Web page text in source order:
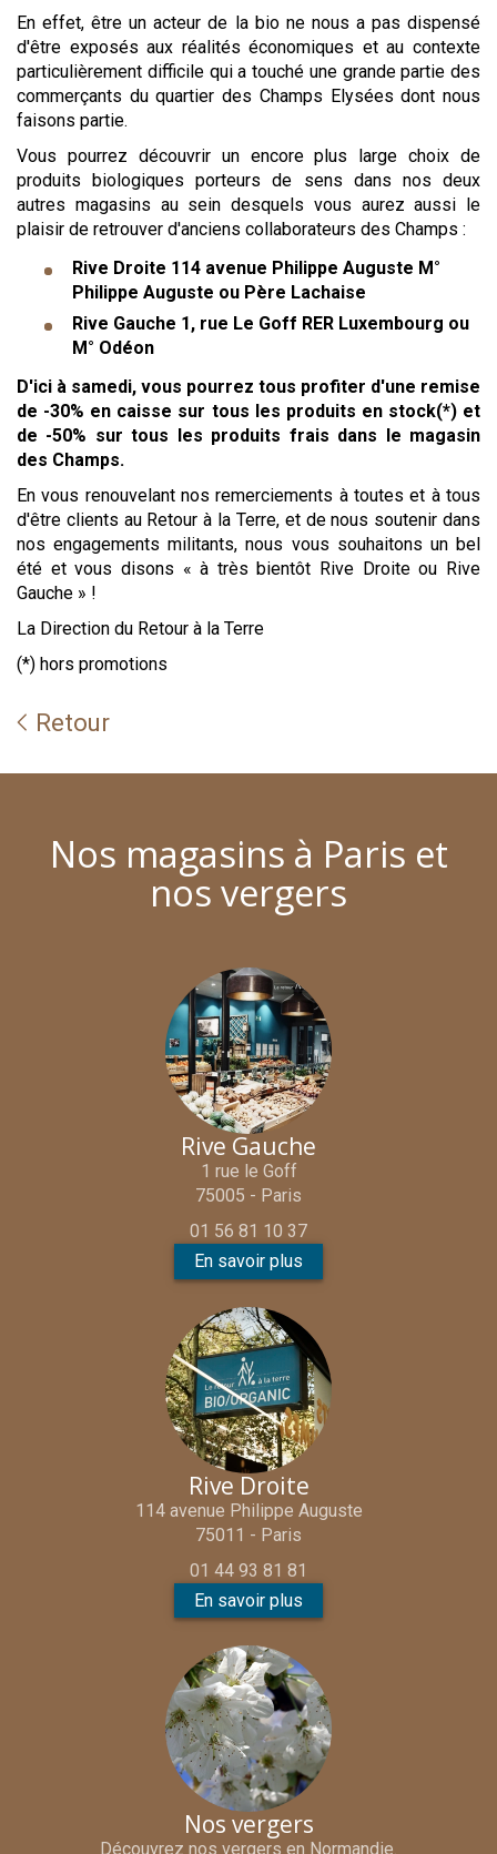
En effet, être un acteur de la bio ne nous a pas dispensé
d'être exposés aux réalités économiques et au contexte
particulièrement difficile qui a touché une grande partie des
commerçants du quartier des Champs Elysées dont nous
faisons partie.
Vous pourrez découvrir un encore plus large choix de
produits biologiques porteurs de sens dans nos deux
autres magasins au sein desquels vous aurez aussi le
plaisir de retrouver d'anciens collaborateurs des Champs :
Rive Droite 114 avenue Philippe Auguste M°
Philippe Auguste ou Père Lachaise
Rive Gauche 1, rue Le Goff RER Luxembourg ou
M° Odéon
D'ici à samedi, vous pourrez tous profiter d'une remise
de -30% en caisse sur tous les produits en stock(*) et
de -50% sur tous les produits frais dans le magasin
des Champs.
En vous renouvelant nos remerciements à toutes et à tous
d'être clients au Retour à la Terre, et de nous soutenir dans
nos engagements militants, nous vous souhaitons un bel
été et vous disons « à très bientôt Rive Droite ou Rive
Gauche » !
La Direction du Retour à la Terre
(*) hors promotions
Retour
Nos magasins à Paris et
nos vergers
Rive Gauche
1 rue le Goff
75005 - Paris
01 56 81 10 37
En savoir plus
Rive Droite
114 avenue Philippe Auguste
75011 - Paris
01 44 93 81 81
En savoir plus
Nos vergers
Découvrez nos vergers en Normandie.